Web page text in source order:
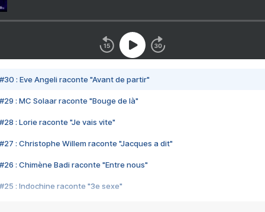
#30 : Eve Angeli raconte "Avant de partir"
#29 : MC Solaar raconte "Bouge de là"
#28 : Lorie raconte "Je vais vite"
#27 : Christophe Willem raconte "Jacques a dit"
#26 : Chimène Badi raconte "Entre nous"
#25 : Indochine raconte "3e sexe"